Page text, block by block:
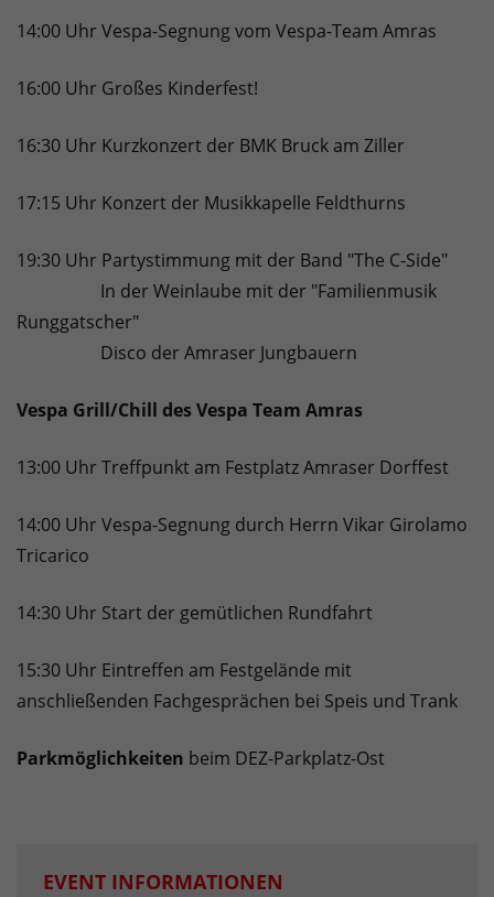
14:00 Uhr Vespa-Segnung vom Vespa-Team Amras
16:00 Uhr Großes Kinderfest!
16:30 Uhr Kurzkonzert der BMK Bruck am Ziller
17:15 Uhr Konzert der Musikkapelle Feldthurns
19:30 Uhr Partystimmung mit der Band "The C-Side"
In der Weinlaube mit der "Familienmusik
Runggatscher"
Disco der Amraser Jungbauern
Vespa Grill/Chill des Vespa Team Amras
13:00 Uhr Treffpunkt am Festplatz Amraser Dorffest
14:00 Uhr Vespa-Segnung durch Herrn Vikar Girolamo
Tricarico
14:30 Uhr Start der gemütlichen Rundfahrt
15:30 Uhr Eintreffen am Festgelände mit
anschließenden Fachgesprächen bei Speis und Trank
Parkmöglichkeiten beim DEZ-Parkplatz-Ost
EVENT INFORMATIONEN